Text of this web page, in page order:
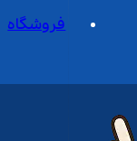
فروشگاه